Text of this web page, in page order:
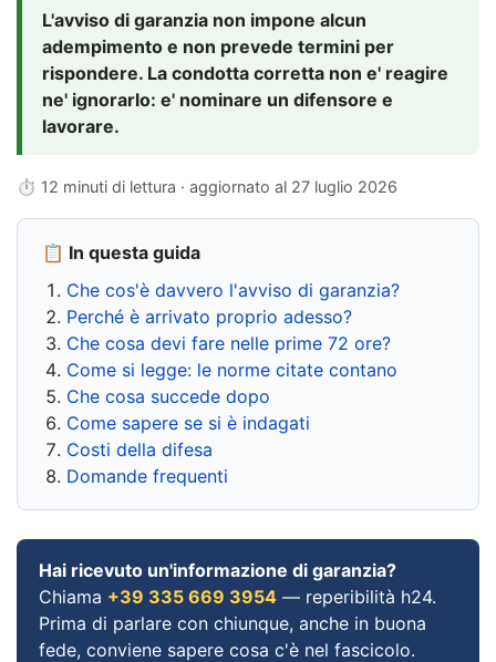
L'avviso di garanzia non impone alcun
adempimento e non prevede termini per
rispondere. La condotta corretta non e' reagire
ne' ignorarlo: e' nominare un difensore e
lavorare.
⏱ 12 minuti di lettura · aggiornato al 27 luglio 2026
📋 In questa guida
Che cos'è davvero l'avviso di garanzia?
Perché è arrivato proprio adesso?
Che cosa devi fare nelle prime 72 ore?
Come si legge: le norme citate contano
Che cosa succede dopo
Come sapere se si è indagati
Costi della difesa
Domande frequenti
Hai ricevuto un'informazione di garanzia?
Chiama +39 335 669 3954 — reperibilità h24.
Prima di parlare con chiunque, anche in buona
fede, conviene sapere cosa c'è nel fascicolo.